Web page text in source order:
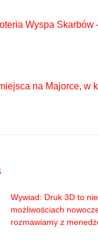
Wyspa Skarbów
na Majorce, w
Wywiad: Druk 3D to
możliwościach
rozmawiamy z